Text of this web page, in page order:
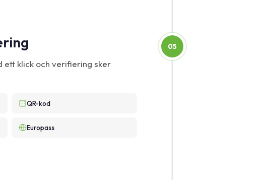
klick och verifiering sker
QR-kod
Europass
05